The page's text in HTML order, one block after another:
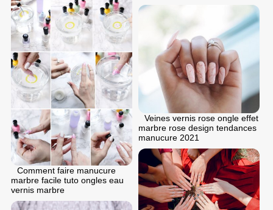
Comment faire manucure
marbre facile tuto ongles eau
vernis marbre
Veines vernis rose ongle effet
marbre rose design tendances
manucure 2021